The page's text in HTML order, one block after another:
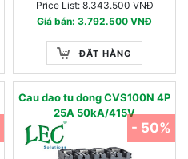
Price List: 8.343.500 VNĐ
Giá bán: 3.792.500 VNĐ
ĐẶT HÀNG
Cau dao tu dong CVS100N 4P
25A 50kA/415V
- 50%